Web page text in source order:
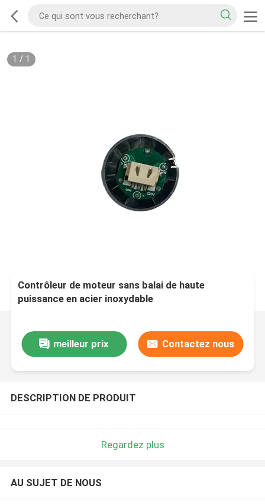
1 / 1
Contrôleur de moteur sans balai de haute
puissance en acier inoxydable
meilleur prix Contactez nous
DESCRIPTION DE PRODUIT
Regardez plus
AU SUJET DE NOUS